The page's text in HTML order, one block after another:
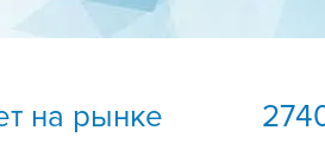
на рынке